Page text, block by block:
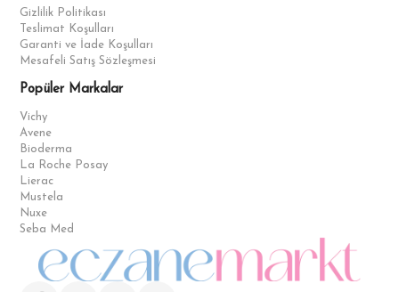
Gizlilik Politikası
Teslimat Koşulları
Garanti ve İade Koşulları
Mesafeli Satış Sözleşmesi
Popüler Markalar
Vichy
Avene
Bioderma
La Roche Posay
Lierac
Mustela
Nuxe
Seba Med